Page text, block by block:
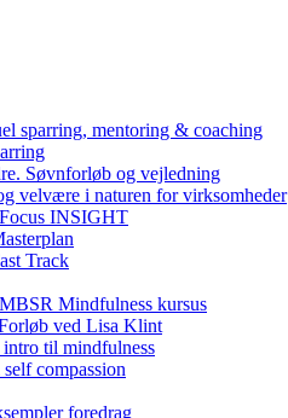
sparring, mentoring & coaching
Søvnforløb og vejledning
velvære i naturen for virksomheder
INSIGHT
Track
Mindfulness kursus
ved Lisa Klint
til mindfulness
compassion
foredrag